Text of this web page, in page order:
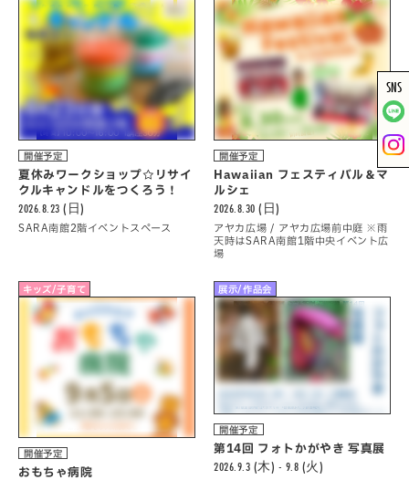
開催予定
夏休みワークショップ☆リサイ
クルキャンドルをつくろう！
2026.8.23 (日)
SARA南館2階イベントスペース
開催予定
Hawaiian フェスティバル＆マ
ルシェ
2026.8.30 (日)
アヤカ広場 / アヤカ広場前中庭 ※雨
天時はSARA南館1階中央イベント広
場
キッズ/子育て
開催予定
おもちゃ病院
展示/作品会
開催予定
第14回 フォトかがやき 写真展
2026.9.3 (木) - 9.8 (火)
SNS